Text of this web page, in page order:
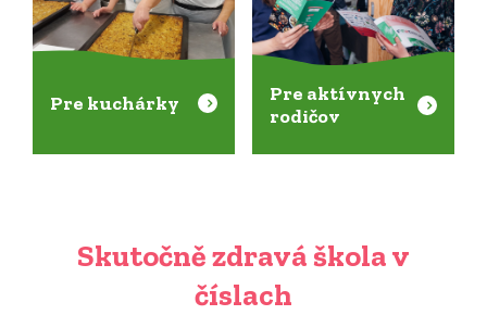
Pre kuchárky
Pre aktívnych
rodičov
Skutočně zdravá škola v
číslach